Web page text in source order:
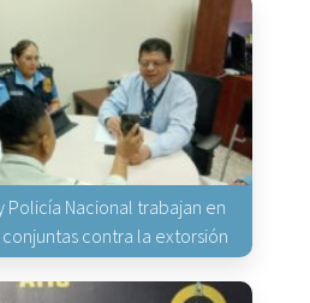
Policía Nacional trabajan en
contra la extorsión